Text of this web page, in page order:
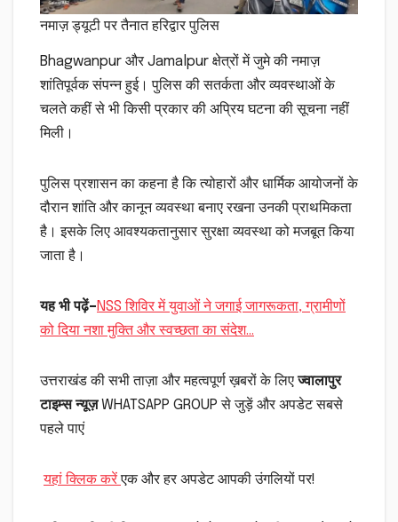
नमाज़ ड्यूटी पर तैनात हरिद्वार पुलिस
Bhagwanpur और Jamalpur क्षेत्रों में जुमे की नमाज़
शांतिपूर्वक संपन्न हुई। पुलिस की सतर्कता और व्यवस्थाओं के
चलते कहीं से भी किसी प्रकार की अप्रिय घटना की सूचना नहीं
मिली।
पुलिस प्रशासन का कहना है कि त्योहारों और धार्मिक आयोजनों के
दौरान शांति और कानून व्यवस्था बनाए रखना उनकी प्राथमिकता
है। इसके लिए आवश्यकतानुसार सुरक्षा व्यवस्था को मजबूत किया
जाता है।
यह भी पढ़ें–NSS शिविर में युवाओं ने जगाई जागरूकता, ग्रामीणों
को दिया नशा मुक्ति और स्वच्छता का संदेश…
उत्तराखंड की सभी ताज़ा और महत्वपूर्ण ख़बरों के लिएज्वालापुर
टाइम्स न्यूज़WHATSAPP GROUP से जुड़ें और अपडेट सबसे
पहले पाएं
यहां क्लिक करेंएक और हर अपडेट आपकी उंगलियों पर!